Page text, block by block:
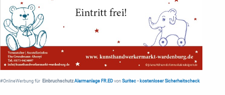
#OnlineWerbung für Einbruchschutz Alarmanlage FR.ED von Suritec • kostenloser Sicherheitscheck